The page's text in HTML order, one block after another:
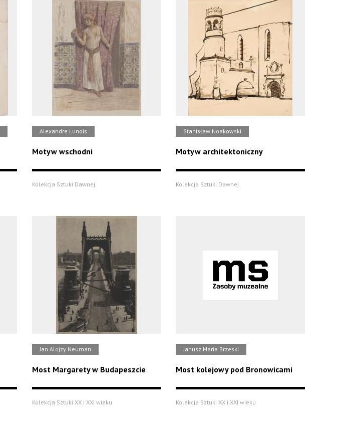
Alexandre Lunois
Motyw wschodni
Kolekcja Sztuki Dawnej
Stanisław Noakowski
Motyw architektoniczny
Kolekcja Sztuki Dawnej
Jan Alojzy Neuman
Most Margarety w Budapeszcie
Kolekcja Sztuki XX i XXI wieku
Janusz Maria Brzeski
Most kolejowy pod Bronowicami
Kolekcja Sztuki XX i XXI wieku